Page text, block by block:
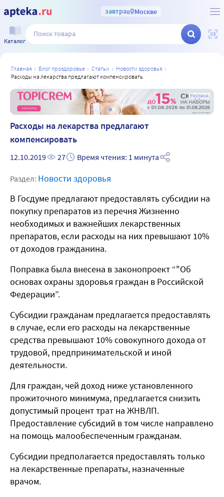
завтрав Москве
Каталог
главная блог проздоровье статьи
новости здоровья
расходы на лекарства предлагают компенсировать
Реклама
Расходы на лекарства предлагают
компенсировать
12.10.2019 27 Время чтения: 1 минута
Раздел: Новости здоровья
В Госдуме предлагают предоставлять субсидии на
покупку препаратов из перечня Жизненно
необходимых и важнейших лекарственных
препаратов, если расходы на них превышают 10%
от доходов гражданина.
Поправка была внесена в законопроект “"Об
основах охраны здоровья граждан в Российской
Федерации”.
Субсидии гражданам предлагается предоставлять
в случае, если его расходы на лекарственные
средства превышают 10% совокупного дохода от
трудовой, предпринимательской и иной
деятельности.
Для граждан, чей доход ниже установленного
прожиточного минимума, предлагается снизить
допустимый процент трат на ЖНВЛП.
Предоставление субсидий в том числе направлено
на помощь малообеспеченным гражданам.
Субсидии предполагается предоставлять только
на лекарственные препараты, назначенные
врачом.